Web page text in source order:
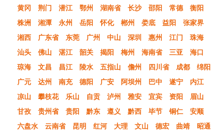
黄冈
荆门 潜江 鄂州 湖南省 长沙 邵阳 常德
衡阳
株洲
湘潭 永州 岳阳 怀化 郴州 娄底 益阳
张家界
湘西
广东省 东莞 广州 中山 深圳 惠州 江门
珠海
汕头
佛山 湛江 韶关 揭阳 梅州 海南省 三亚
海口
琼海
文昌 昌江 陵水 五指山 儋州 四川省 成都
绵阳
广元
达州 南充 德阳 广安 阿坝州 巴中 遂宁
内江
凉山
攀枝花 乐山 自贡 泸州 雅安 宜宾 资阳
眉山
甘孜
贵州省 贵阳 黔东 遵义 黔西 毕节 铜仁
安顺
六盘水
云南省 昆明 红河 大理 文山 德宏 曲靖
昭通